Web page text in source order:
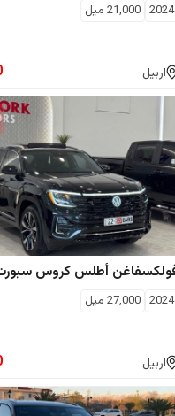
2024
21,000 ميل
اربيل
أطلس كروس
2024
27,000 ميل
اربيل